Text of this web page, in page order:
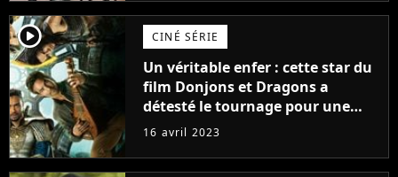
player2 CINÉ SÉRIE
Un véritable enfer : cette star du
film Donjons et Dragons a
détesté le tournage pour une
raison très spéciale
16 avril 2023